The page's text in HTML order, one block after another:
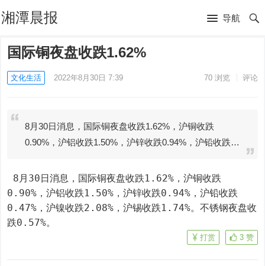
湘潭晨报 导航
国际铜夜盘收跌1.62%
文化生活 2022年8月30日 7:39 70浏览 评论
8月30日消息，国际铜夜盘收跌1.62%，沪铜收跌
0.90%，沪铝收跌1.50%，沪锌收跌0.94%，沪铅收跌…
0.90%，沪铝收跌1.50%，沪锌收跌0.94%，沪铅收跌
0.47%，沪镍收跌2.08%，沪锡收跌1.74%。不锈钢夜盘收
跌0.57%。
3 赞
打赏